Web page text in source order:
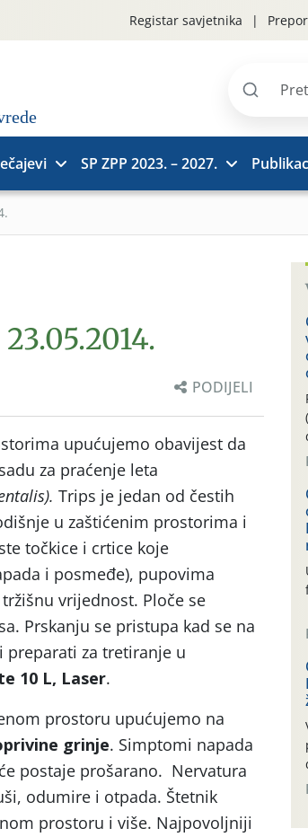
Registar savjetnika
Pretraži
SP ZPP 2023. – 2027.
PODIJELI
upućujemo obavijest da
za praćenje leta
Trips je jedan od čestih
u zaštićenim prostorima i
točkice i crtice koje
i posmeđe), pupovima
vrijednost. Ploče se
Prskanju se pristupa kad se na
preparati za tretiranje u
10 L, Laser.
prostoru upućujemo na
grinje. Simptomi napada
postaje prošarano. Nervatura
odumire i otpada. Štetnik
prostoru i više. Najpovoljniji